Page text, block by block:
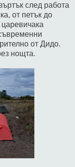
след работа
от петък до
от Дидо.
нощта.